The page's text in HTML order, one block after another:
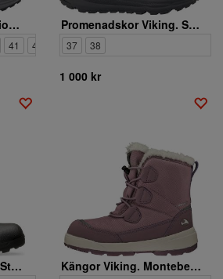
Sneakers Viking. Motion Low GTX W
41 42
Promenadskor Viking. Stride Low WP W
37 38
1 000 kr
Gummistövlar Viking.Storm 1-22300 9150 Kängor Viking. Montebello High GTX Warm